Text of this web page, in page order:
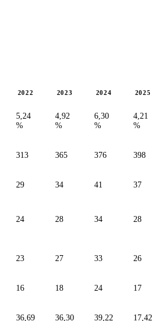
2022 2023 2024 2025
5,24
%
4,92
%
6,30
%
4,21
%
313 365 376 398
29 34 41 37
24 28 34 28
23 27 33 26
16 18 24 17
36,69 36,30 39,22 17,42